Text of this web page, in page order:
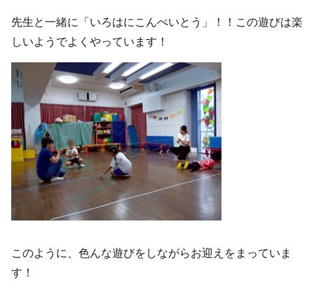
先生と一緒に「いろはにこんぺいとう」！！この遊びは楽
しいようでよくやっています！
このように、色んな遊びをしながらお迎えをまっていま
す！